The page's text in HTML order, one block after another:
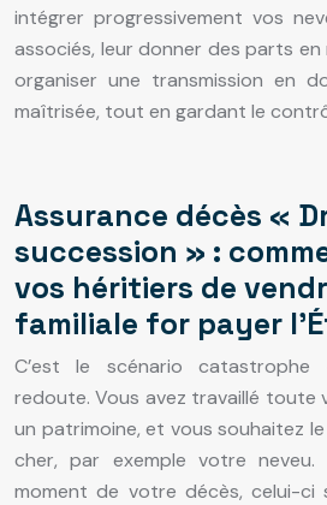
intégrer progressivement vos
associés, leur donner des parts
organiser une transmission en
maîtrisée, tout en gardant le
Assurance décès «
succession » :
vos héritiers de
familiale for payer
C’est le scénario
redoute. Vous avez travaillé toute
un patrimoine, et vous souhaitez
cher, par exemple votre neveu.
moment de votre décès, celui-ci